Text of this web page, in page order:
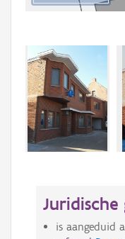
Juridische
is aangeduid